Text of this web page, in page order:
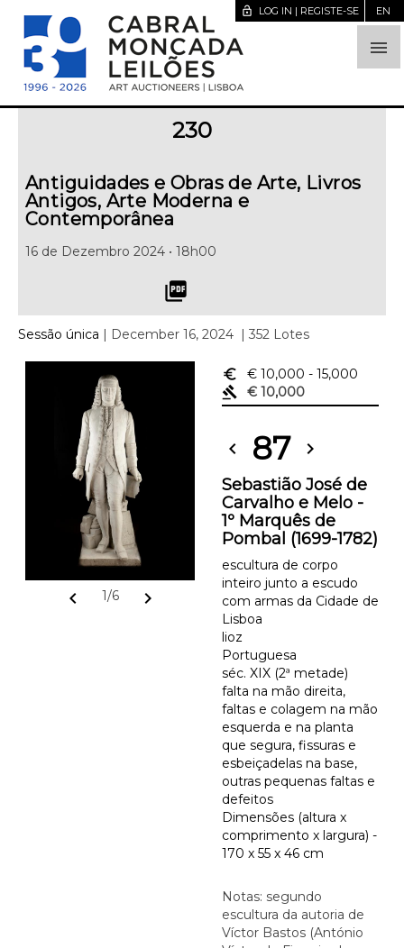

lock_open LOG IN | REGISTE-SE EN
230
Antiguidades e Obras de Arte, Livros
Antigos, Arte Moderna e
Contemporânea
16 de Dezembro 2024 • 18h00
picture_as_pdf
Sessão única | December 16, 2024 | 352 Lotes
chevron_left 1/6 chevron_right
euro_symbol € 10,000 - 15,000
gavel
€ 10,000
chevron_left 87 chevron_right
Sebastião José de
Carvalho e Melo -
1º Marquês de
Pombal (1699-1782)
escultura de corpo
inteiro junto a escudo
com armas da Cidade de
Lisboa
lioz
Portuguesa
séc. XIX (2ª metade)
falta na mão direita,
faltas e colagem na mão
esquerda e na planta
que segura, fissuras e
esbeiçadelas na base,
outras pequenas faltas e
defeitos
Dimensões (altura x
comprimento x largura) -
170 x 55 x 46 cm
Notas: segundo
escultura da autoria de
Víctor Bastos (António